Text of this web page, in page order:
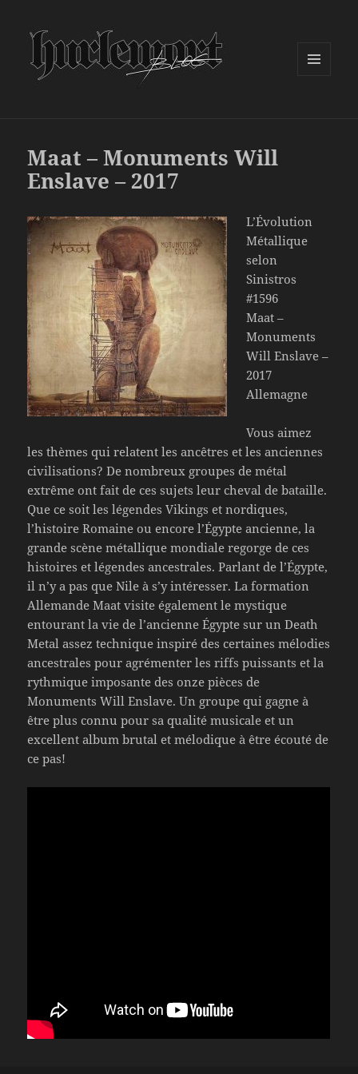
Maat – Monuments Will
Enslave – 2017
L’Évolution
Métallique
selon
Sinistros
#1596
Maat –
Monuments
Will Enslave –
2017
Allemagne
Vous aimez
les thèmes qui relatent les ancêtres et les anciennes
civilisations? De nombreux groupes de métal
extrême ont fait de ces sujets leur cheval de bataille.
Que ce soit les légendes Vikings et nordiques,
l’histoire Romaine ou encore l’Égypte ancienne, la
grande scène métallique mondiale regorge de ces
histoires et légendes ancestrales. Parlant de l’Égypte,
il n’y a pas que Nile à s’y intéresser. La formation
Allemande Maat visite également le mystique
entourant la vie de l’ancienne Égypte sur un Death
Metal assez technique inspiré des certaines mélodies
ancestrales pour agrémenter les riffs puissants et la
rythmique imposante des onze pièces de
Monuments Will Enslave. Un groupe qui gagne à
être plus connu pour sa qualité musicale et un
excellent album brutal et mélodique à être écouté de
ce pas!